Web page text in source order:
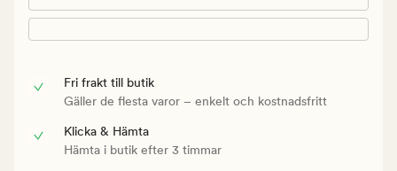
Fri frakt till butik
Gäller de flesta varor – enkelt och kostnadsfritt
Klicka & Hämta
Hämta i butik efter 3 timmar